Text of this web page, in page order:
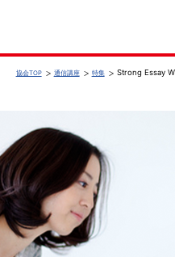
協会TOP 通信講座 特集 Strong Essay